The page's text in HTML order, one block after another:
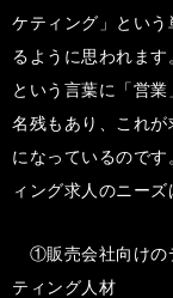
ケティング」とい
るように思われます
という言葉に「営
名残もあり、これ
になっているので
ィング求人のニーズ
①販売会社向けの
ティング人材